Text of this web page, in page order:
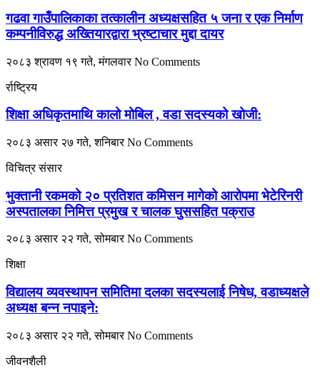
गढवा गाउँपालिकाका तत्कालीन अध्यक्षसहित ५ जना र एक निर्माण
कम्पनीविरुद्ध अख्तियारद्वारा भ्रष्टाचार मुद्दा दायर
२०८३ श्रावण १९ गते, मंगलवारNo Comments
र्राष्ट्रिय
शिक्षा अधिकृतमाथि कालो मोबिल , वडा सदस्यको खोजी:
२०८३ असार २७ गते, शनिबारNo Comments
विचित्र संसार
भुक्तानी रकमको २० प्रतिशत कमिसन मागेको आरोपमा भेटेरिनरी
अस्पतालका निमित्त प्रमुख र चालक घुससहित पक्राउ
२०८३ असार २२ गते, सोमबारNo Comments
शिक्षा
विद्यालय व्यवस्थापन समितिमा दलका सदस्यलाई निषेध, वडाध्यक्षले
अध्यक्ष बन्न नपाइने:
२०८३ असार २२ गते, सोमबारNo Comments
जीवनशैली